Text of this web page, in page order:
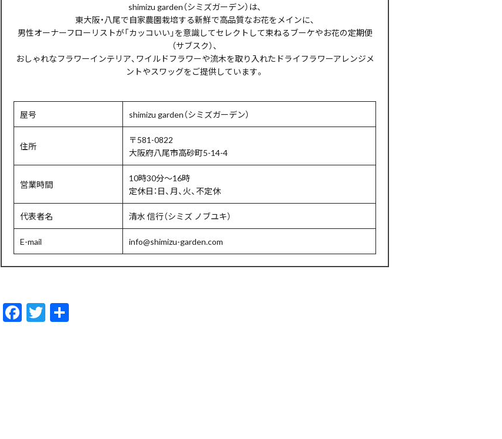
shimizu garden（シミズガーデン）は、
東大阪・八尾で自家農園栽培する新鮮で高品質なお花をメインに、
男性オーナーフローリストが「カッコいい」を意識してセレクトして束ねるブーケやお花の定期便
（サブスク）、
おしゃれなフラワーインテリア、ワイルドフラワーや流木を取り入れたドライフラワーアレンジメ
ントやスワッグをご提供しています。
屋号 shimizu garden（シミズガーデン）
住所
〒581-0822
大阪府八尾市高砂町5-14-4
営業時間
10時30分～16時
定休日：日、月、火、不定休
代表者名 清水 信行（シミズ ノブユキ）
E-mail info@shimizu-garden.com
F
ac
T
w